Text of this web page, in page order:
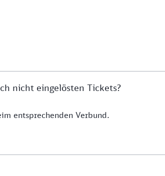
nicht eingelösten Tickets?
entsprechenden Verbund.